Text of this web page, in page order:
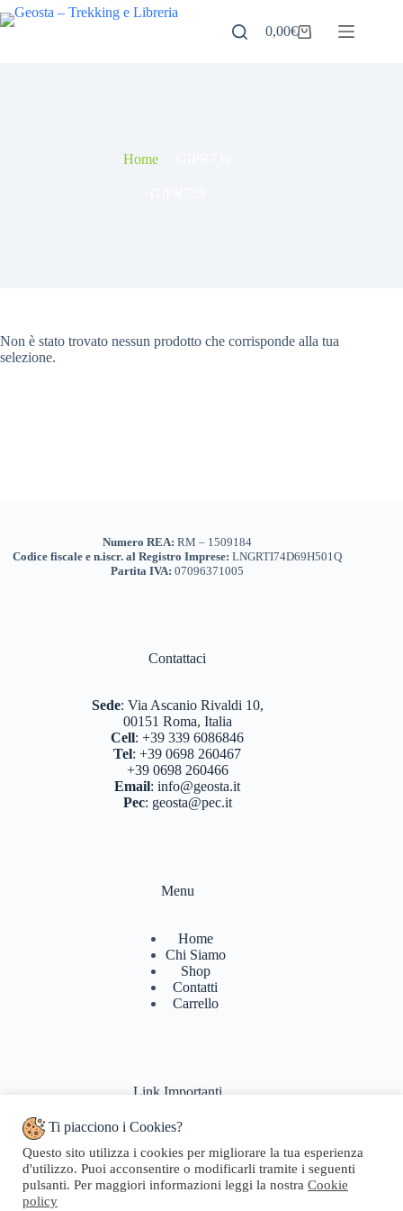
Salta
al
Carrello
0,00€
Home
Non è stato trovato nessun prodotto che corrisponde alla tua
selezione.
Numero REA:RM – 1509184
Codice fiscale e n.iscr. al Registro Imprese:LNGRTI74D69H501Q
Partita IVA: 07096371005
Contattaci
Sede: Via Ascanio Rivaldi 10,
00151 Roma, Italia
Cell:+39 339 6086846
Tel:+39 0698 260467
+39 0698 260466
Email:info@geosta.it
Pec: geosta@pec.it
Menu
Home
Chi Siamo
Shop
Contatti
Carrello
Link Importanti
Politiche di Reso
Pagamenti & Spedizioni
Termini di utilizzo
Ti piacciono i Cookies?
Questo sito utilizza i cookies per migliorare la tua esperienza
d'utilizzo. Puoi acconsentire o modificarli tramite i seguenti
pulsanti. Per maggiori informazioni leggi la nostra Cookie
policy